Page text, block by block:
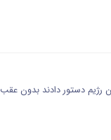
دستور دادند بدون